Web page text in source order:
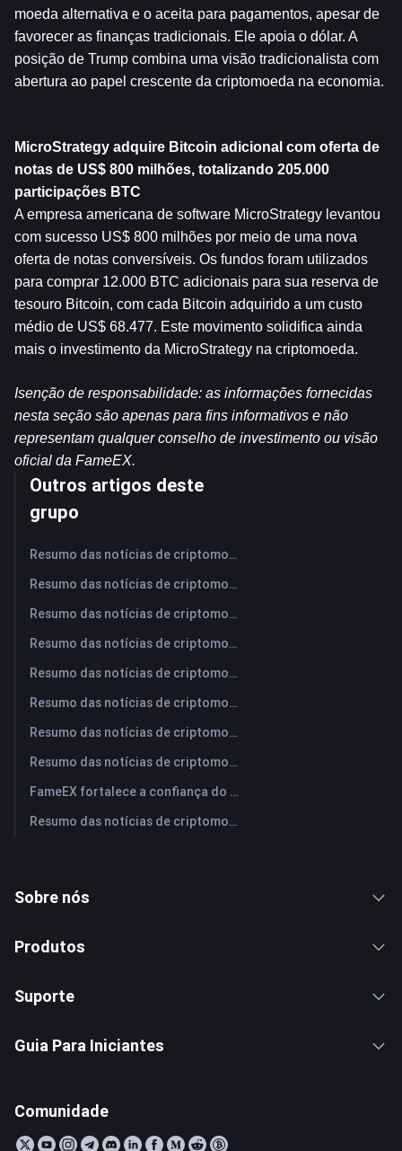
moeda alternativa e o aceita para pagamentos, apesar de
favorecer as finanças tradicionais. Ele apoia o dólar. A
posição de Trump combina uma visão tradicionalista com
abertura ao papel crescente da criptomoeda na economia.
MicroStrategy adquire Bitcoin adicional com oferta de
notas de US$ 800 milhões, totalizando 205.000
participações BTC
A empresa americana de software MicroStrategy levantou
com sucesso US$ 800 milhões por meio de uma nova
oferta de notas conversíveis. Os fundos foram utilizados
para comprar 12.000 BTC adicionais para sua reserva de
tesouro Bitcoin, com cada Bitcoin adquirido a um custo
médio de US$ 68.477. Este movimento solidifica ainda
mais o investimento da MicroStrategy na criptomoeda.
Isenção de responsabilidade: as informações fornecidas
nesta seção são apenas para fins informativos e não
representam qualquer conselho de investimento ou visão
oficial da FameEX.
Outros artigos deste
grupo
Resumo das notícias de criptomoedas da FameEX hoje | 7 de agosto de 2026
Resumo das notícias de criptomoedas da FameEX hoje | 6 de agosto de 2026
Resumo das notícias de criptomoedas da FameEX hoje | 5 de agosto de 2026
Resumo das notícias de criptomoedas da FameEX hoje | 4 de agosto de 2026
Resumo das notícias de criptomoedas da FameEX hoje | 3 de agosto de 2026
Resumo das notícias de criptomoedas da FameEX hoje | 31 de julho de 2026
Resumo das notícias de criptomoedas da FameEX hoje | 30 de julho de 2026
Resumo das notícias de criptomoedas da FameEX hoje | 29 de julho de 2026
FameEX fortalece a confiança do usuário por meio de oito anos de operações estáveis ​​e crescimento global
Resumo das notícias de criptomoedas da FameEX hoje | 28 de julho de 2026
Sobre nós
Produtos
Suporte
Guia Para Iniciantes
Comunidade